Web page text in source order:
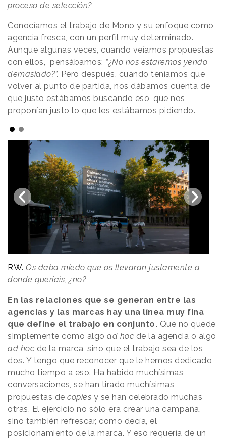
proceso de selección?
Conocíamos el trabajo de Mono y su enfoque como
agencia fresca, con un perfil muy determinado.
Aunque algunas veces, cuando veíamos propuestas
con ellos, pensábamos: “¿No nos estaremos yendo
demasiado?”. Pero después, cuando teníamos que
volver al punto de partida, nos dábamos cuenta de
que justo estábamos buscando eso, que nos
proponían justo lo que les estábamos pidiendo.
RW. Os daba miedo que os llevaran justamente a
donde queríais, ¿no?
En las relaciones que se generan entre las
agencias y las marcas hay una línea muy fina
que define el trabajo en conjunto. Que no quede
simplemente como algo ad hoc de la agencia o algo
ad hoc de la marca, sino que el trabajo sea de los
dos. Y tengo que reconocer que le hemos dedicado
mucho tiempo a eso. Ha habido muchísimas
conversaciones, se han tirado muchísimas
propuestas de copies y se han celebrado muchas
otras. El ejercicio no sólo era crear una campaña,
sino también refrescar, como decía, el
posicionamiento de la marca. Y eso requería de un